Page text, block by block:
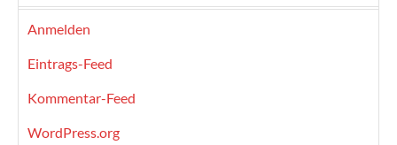
Anmelden
Eintrags-Feed
Kommentar-Feed
WordPress.org